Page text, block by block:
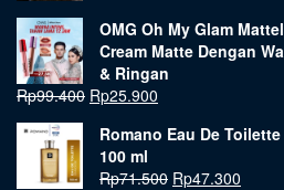
OMG Oh My Glam
Cream Matte Dengan
& Ringan
Rp99.400 Rp25.900
Romano Eau De
100 ml
Rp71.500 Rp47.300